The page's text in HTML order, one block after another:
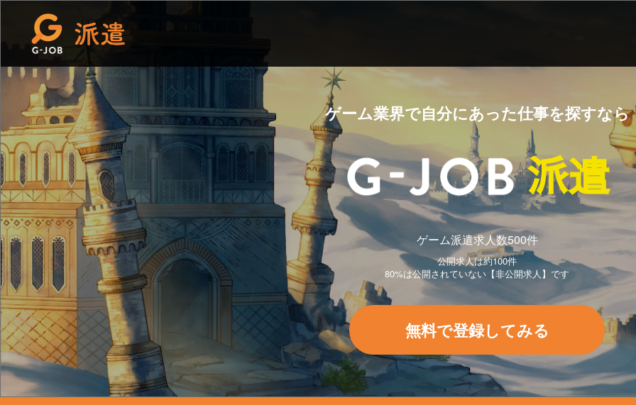
ゲーム業界で自分にあった仕事を探すなら
派遣
ゲーム派遣求人数500件
公開求人は約100件
80%は公開されていない【非公開求人】です
無料で登録してみる